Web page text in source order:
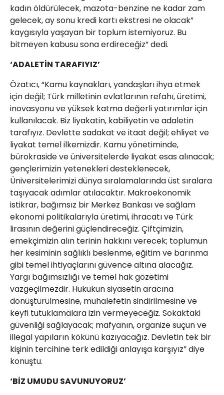
kadın öldürülecek, mazota-benzine ne kadar zam
gelecek, ay sonu kredi kartı ekstresi ne olacak”
kaygısıyla yaşayan bir toplum istemiyoruz. Bu
bitmeyen kabusu sona erdireceğiz” dedi.
‘ADALETİN TARAFIYIZ’
Özatıcı, “Kamu kaynakları, yandaşları ihya etmek
için değil; Türk milletinin evlatlarının refahı, üretimi,
inovasyonu ve yüksek katma değerli yatırımlar için
kullanılacak. Biz liyakatin, kabiliyetin ve adaletin
tarafıyız. Devlette sadakat ve itaat değil; ehliyet ve
liyakat temel ilkemizdir. Kamu yönetiminde,
bürokraside ve üniversitelerde liyakat esas alınacak;
gençlerimizin yetenekleri desteklenecek,
Üniversitelerimizi dünya sıralamalarında üst sıralara
taşıyacak adımlar atılacaktır. Makroekonomik
istikrar, bağımsız bir Merkez Bankası ve sağlam
ekonomi politikalarıyla üretimi, ihracatı ve Türk
lirasının değerini güçlendireceğiz. Çiftçimizin,
emekçimizin alın terinin hakkını verecek; toplumun
her kesiminin sağlıklı beslenme, eğitim ve barınma
gibi temel ihtiyaçlarını güvence altına alacağız.
Yargı bağımsızlığı ve temel hak gözetimi
vazgeçilmezdir. Hukukun siyasetin aracına
dönüştürülmesine, muhalefetin sindirilmesine ve
keyfi tutuklamalara izin vermeyeceğiz. Sokaktaki
güvenliği sağlayacak; mafyanın, organize suçun ve
illegal yapıların kökünü kazıyacağız. Devletin tek bir
kişinin tercihine terk edildiği anlayışa karşıyız” diye
konuştu.
‘BİZ UMUDU SAVUNUYORUZ’